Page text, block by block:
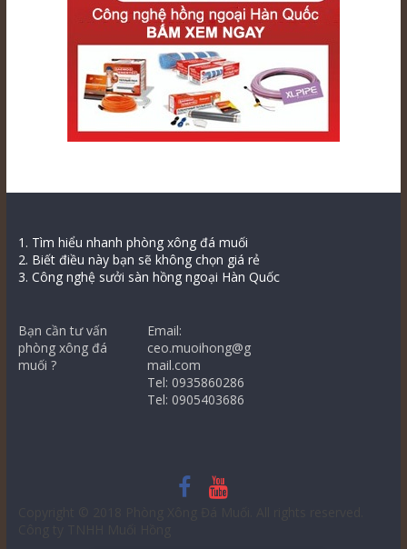
1. Tìm hiểu nhanh phòng xông đá muối
2. Biết điều này bạn sẽ không chọn giá rẻ
3. Công nghệ sưởi sàn hồng ngoại Hàn Quốc
Bạn cần tư vấn
phòng xông đá
muối ?
Email:
ceo.muoihong@g
mail.com
Tel: 0935860286
Tel: 0905403686